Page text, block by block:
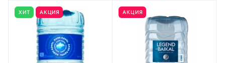
ХИТ АКЦИЯ АКЦИЯ